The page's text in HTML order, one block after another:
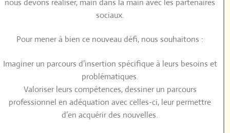
nous devons réaliser, main dans la main avec les partenaires
sociaux.
Pour mener à bien ce nouveau défi, nous souhaitons :
Imaginer un parcours d’insertion spécifique à leurs besoins et
problématiques.
Valoriser leurs compétences, dessiner un parcours
professionnel en adéquation avec celles-ci, leur permettre
d’en acquérir des nouvelles.